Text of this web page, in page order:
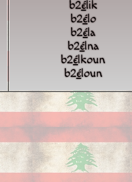
b2élik
b2élo
b2éla
b2élna
b2élkoun
b2éloun